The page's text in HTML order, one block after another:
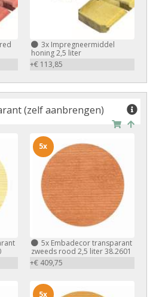
3xImpregneermiddel
honing 2,5 liter
+€ 113,85
(zelf aanbrengen)
5xEmbadecor transparant
zweeds rood 2,5 liter 38.2601
+€ 409,75
5x
5x